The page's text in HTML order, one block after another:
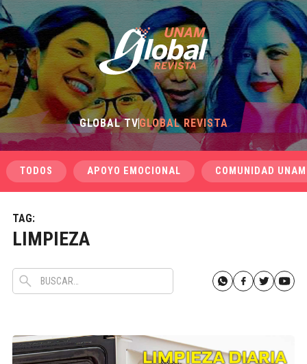
GLOBAL TVGLOBAL REVISTA
TODOS APOYO EMOCIONAL COMUNIDAD UNAM
TAG:
LIMPIEZA